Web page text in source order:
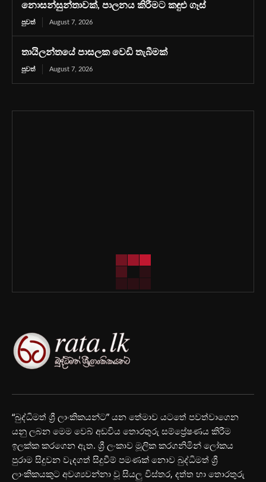
නොසන්සුන්තාවක්, පාලනය කිරීමට කඳුළු ගෑස්
පුවත් August 7, 2026
තායිලන්තයේ පාසලක වෙඩි තැබීමක්
පුවත් August 7, 2026
“බුද්ධිමත් ශ්‍රී ලාංකිකයන්ට” යන තේමාව යටතේ පවත්වාගෙන
යනු ලබන මෙම වෙබ් අඩවිය තොරතුරු සම්ප්‍රේෂණය කිරීම
ඉලක්ක කරගෙන ඇත. ශ්‍රී ලංකාව මූලික කරගනිමින් ලෝකය
පුරාම සිදුවන වැදගත් සිදුවීම් පමණක් නොව බුද්ධිමත් ශ්‍රී
ලාංකිකයකුට අවශ්‍යවන්නා වූ සියලු විස්තර, දත්ත හා තොරතුරු